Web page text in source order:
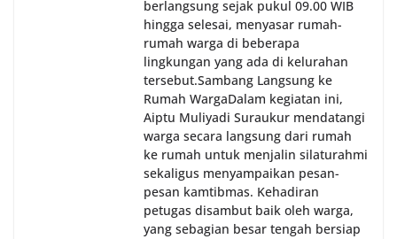
berlangsung sejak pukul 09.00 WIB
hingga selesai, menyasar rumah-
rumah warga di beberapa
lingkungan yang ada di kelurahan
tersebut.‎Sambang Langsung ke
Rumah Warga‎Dalam kegiatan ini,
Aiptu Muliyadi Suraukur mendatangi
warga secara langsung dari rumah
ke rumah untuk menjalin silaturahmi
sekaligus menyampaikan pesan-
pesan kamtibmas. Kehadiran
petugas disambut baik oleh warga,
yang sebagian besar tengah bersiap